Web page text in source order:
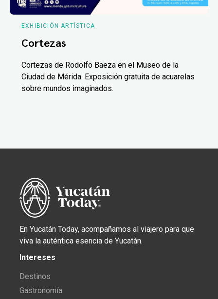
EXHIBICIÓN ARTÍSTICA
Cortezas
Cortezas de Rodolfo Baeza en el Museo de la
Ciudad de Mérida. Exposición gratuita de acuarelas
sobre mundos imaginados.
En Yucatán Today, acompañamos al viajero para que
viva la auténtica esencia de Yucatán.
Intereses
Destinos
Gastronomía